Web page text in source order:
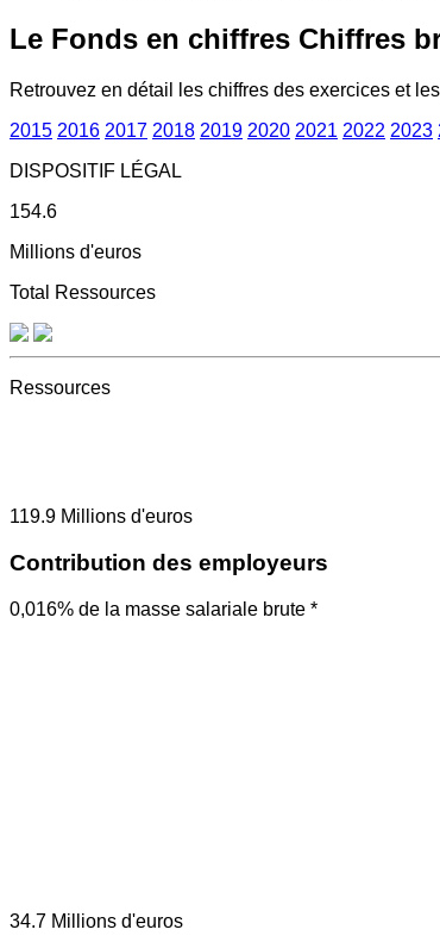
Le Fonds en chiffres Chiffres
Retrouvez en détail les chiffres des exercices et
2015 2016 2017 2018 2019 2020 2021 2022 2023
DISPOSITIF LÉGAL
154.6
Millions d'euros
Total Ressources
Ressources
119.9 Millions d'euros
Contribution des employeurs
0,016% de la masse salariale brute *
34.7 Millions d'euros